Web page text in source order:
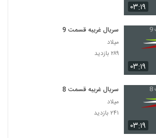
۰۳:۱۹
۰۳:۱۹
سریال غریبه قسمت 9
میلاد
۲۸۹ بازدید
۰۳:۱۹
سریال غریبه قسمت 8
میلاد
۲۴۱ بازدید